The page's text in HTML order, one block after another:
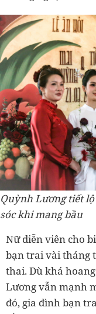
Quỳnh Lương tiết
sóc khi mang bầu
Nữ diễn viên cho
bạn trai vài tháng
thai. Dù khá
Lương vẫn mạnh
đó, gia đình bạn